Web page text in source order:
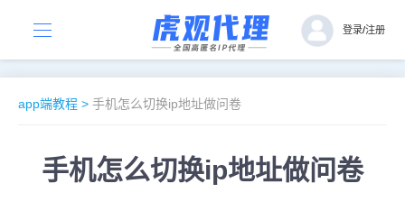
登录/注册
app端教程 > 手机怎么切换ip地址做问卷
手机怎么切换ip地址做问卷